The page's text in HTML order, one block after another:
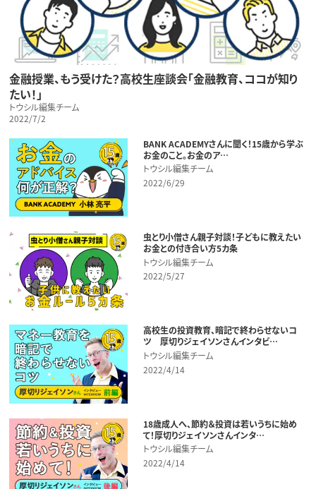
金融授業、もう受けた？高校生座談会「金融教育、ココが知り
たい！」
トウシル編集チーム
2022/7/2
BANK ACADEMYさんに聞く！15歳から学ぶ
お金のこと。お金のア…
トウシル編集チーム
2022/6/29
虫とり小僧さん親子対談！子どもに教えたい
お金との付き合い方5カ条
トウシル編集チーム
2022/5/27
高校生の投資教育、暗記で終わらせないコ
ツ 厚切りジェイソンさんインタビ…
トウシル編集チーム
2022/4/14
18歳成人へ、節約＆投資は若いうちに始め
て！厚切りジェイソンさんインタ…
トウシル編集チーム
2022/4/14